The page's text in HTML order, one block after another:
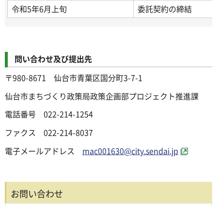
令和5年6月上旬
委託契約の締結
問い合わせ及び提出先
〒980-8671 仙台市青葉区国分町3-7-1
仙台市まちづくり政策局政策企画部プロジェクト推進課
電話番号 022-214-1254
ファクス 022-214-8037
電子メールアドレス mac001630@city.sendai.jp
お問い合わせ